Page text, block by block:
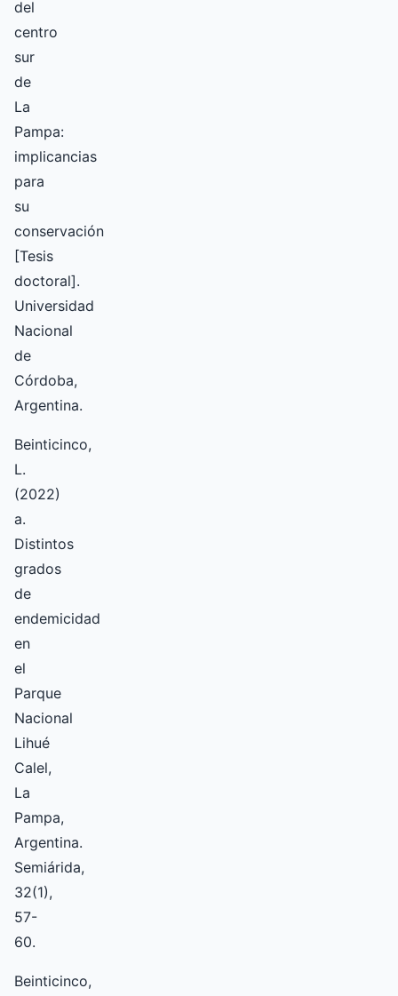
del
centro
sur
de
La
Pampa:
implicancias
para
su
conservación
[Tesis
doctoral].
Universidad
Nacional
de
Córdoba,
Argentina.
Beinticinco,
L.
(2022)
a.
Distintos
grados
de
endemicidad
en
el
Parque
Nacional
Lihué
Calel,
La
Pampa,
Argentina.
Semiárida,
32(1),
57-
60.
Beinticinco,